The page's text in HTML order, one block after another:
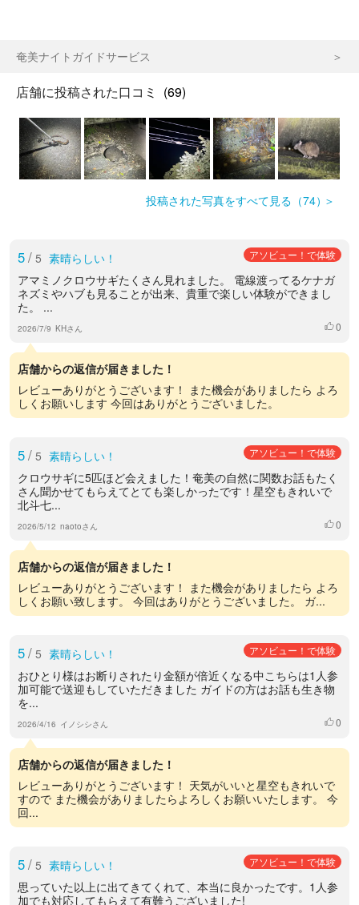
奄美ナイトガイドサービス
店舗に投稿された口コミ (69)
投稿された写真をすべて見る（74）
5/ 5 素晴らしい！ アソビュー！で体験
アマミノクロウサギたくさん見れました。 電線渡ってるケナガ
ネズミやハブも見ることが出来、貴重で楽しい体験ができまし
た。 ...
2026/7/9 KHさん いいね
0
店舗からの返信が届きました！
レビューありがとうございます！ また機会がありましたら よろ
しくお願いします 今回はありがとうございました。
5/ 5 素晴らしい！ アソビュー！で体験
クロウサギに5匹ほど会えました！奄美の自然に関数お話もたく
さん聞かせてもらえてとても楽しかったです！星空もきれいで
北斗七...
2026/5/12 naotoさん いいね
0
店舗からの返信が届きました！
レビューありがとうございます！ また機会がありましたら よろ
しくお願い致します。 今回はありがとうございました。 ガ...
5/ 5 素晴らしい！ アソビュー！で体験
おひとり様はお断りされたり金額が倍近くなる中こちらは1人参
加可能で送迎もしていただきました ガイドの方はお話も生き物
を...
2026/4/16 イノシシさん いいね
0
店舗からの返信が届きました！
レビューありがとうございます！ 天気がいいと星空もきれいで
すので また機会がありましたらよろしくお願いいたします。 今
回...
5/ 5 素晴らしい！ アソビュー！で体験
思っていた以上に出てきてくれて、本当に良かったです。1人参
加でも対応してもらえて有難うございました!